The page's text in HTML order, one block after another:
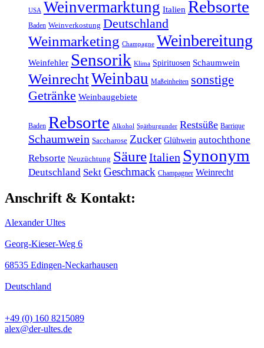
USA Weinvermarktung Italien Rebsorte
Baden Weinverkostung Deutschland
Weinmarketing Champagne Weinbereitung
Weinfehler Sensorik Klima Spirituosen Schaumwein
WeinrechtWeinbau Maßeinheiten sonstige
Getränke Weinbaugebiete
Baden Rebsorte Alkohol Spätburgunder Restsüße Barrique
Schaumwein Saccharose Zucker Glühwein autochthone
Rebsorte Neuzüchtung SäureItalien Synonym
Deutschland Sekt Geschmack Champagner Weinrecht
Anschrift & Kontakt:
Alexander Ultes
Georg-Kieser-Weg 6
68535 Edingen-Neckarhausen
Deutschland
+49 (0) 160 8215089
alex@der-ultes.de